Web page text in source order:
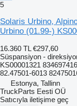
5
Solaris Urbino,
Urbino (01.99-)
16.360 TL €297,60
Süspansiyon -
KS00001321
82.47501-6013
Estonya, Tallinn
TruckParts Eesti OÜ
Satıcıyla iletişime geç